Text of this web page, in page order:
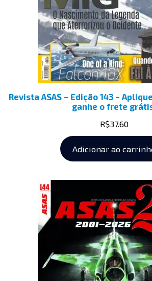
Revista ASAS – Edição 143 –
ganhe o frete
R$37.60
Adicionar ao